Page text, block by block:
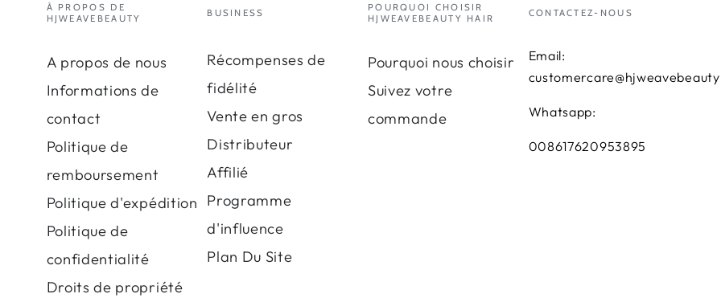
À PROPOS DE
HJWEAVEBEAUTY
A propos de nous
Informations de
contact
Politique de
remboursement
Politique d'expédition
Politique de
confidentialité
Droits de propriété
BUSINESS
Récompenses de
fidélité
Vente en gros
Distributeur
Affilié
Programme
d'influence
Plan Du Site
POURQUOI CHOISIR
HJWEAVEBEAUTY HAIR
Pourquoi nous choisir
Suivez votre
commande
CONTACTEZ-NOUS
Email:
Whatsapp:
008617620953895